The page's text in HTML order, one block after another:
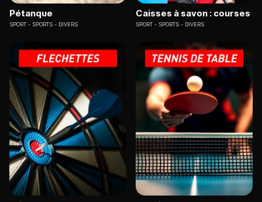
Pétanque
SPORT SPORTS - DIVERS
Caisses à savon : courses
SPORT SPORTS - DIVERS